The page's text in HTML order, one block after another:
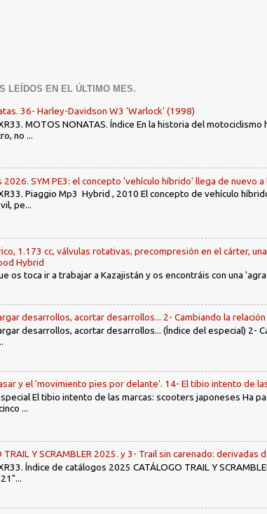
LEÍDOS EN EL ÚLTIMO MES.
36- Harley-Davidson W3 'Warlock' (1998)
MOTOS NONATAS. Índice En la historia del
no ...
2026. SYM PE3: el concepto 'vehículo híbrido' llega de nuevo
Piaggio Mp3 Hybrid , 2010 El concepto de vehículo
pe...
1.173 cc, válvulas rotativas, precompresión en el cárter,
Hybrid
os toca ir a trabajar a Kazajistán y os encontráis con una
desarrollos, acortar desarrollos... 2- Cambiando la
desarrollos, acortar desarrollos... (Índice del especial) 2-
y el 'movimiento pies por delante'. 14- El tibio intento de
El tibio intento de las marcas: scooters japoneses Ha
...
TRAIL Y SCRAMBLER 2025. y 3- Trail sin carenado: derivadas
Índice de catálogos 2025 CATÁLOGO TRAIL Y